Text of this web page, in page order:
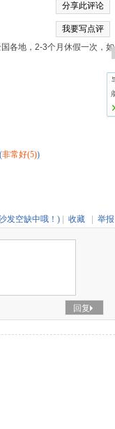
分享此评论
我要写点评
各地，2-3个月休假一次，如
(非常好(5))
发空缺中哦！) 收藏 举报
回复